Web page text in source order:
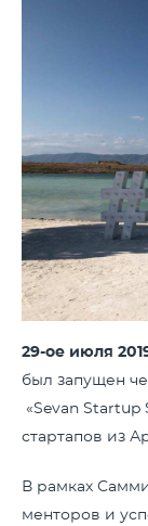
29-ое июля
был запущен
«Sevan Startup
стартапов из
В рамках
менторов и